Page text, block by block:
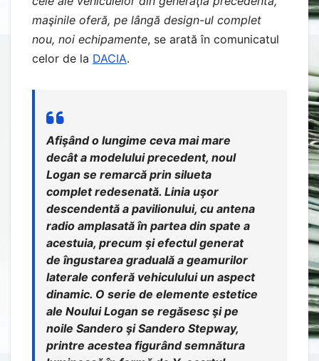
maşinile oferă, pe lângă design-ul complet
nou, noi echipamente, se arată în comunicatul
celor de la DACIA.
Afişând o lungime ceva mai mare
decât a modelului precedent, noul
Logan se remarcă prin silueta
complet redesenată. Linia uşor
descendentă a pavilionului, cu antena
radio amplasată în partea din spate a
acestuia, precum şi efectul generat
de îngustarea graduală a geamurilor
laterale conferă vehiculului un aspect
dinamic. O serie de elemente estetice
ale Noului Logan se regăsesc şi pe
noile Sandero şi Sandero Stepway,
printre acestea figurând semnătura